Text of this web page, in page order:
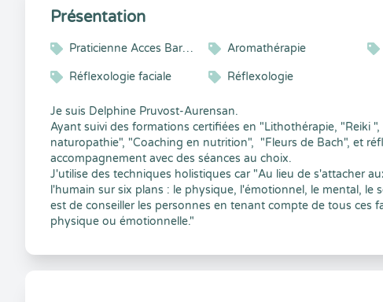
Présentation
Praticienne Acces Bars® Consciousness et Reiki Aromathérapie
Réflexologie faciale Réflexologie
Je suis Delphine Pruvost-Aurensan.
Ayant suivi des formations certifiées en "Lithothérapie, "Reiki
naturopathie", "Coaching en nutrition", "Fleurs de Bach", et
accompagnement avec des séances au choix.
J'utilise des techniques holistiques car "Au lieu de s'attacher
l'humain sur six plans : le physique, l'émotionnel, le mental,
est de conseiller les personnes en tenant compte de tous ces
physique ou émotionnelle."